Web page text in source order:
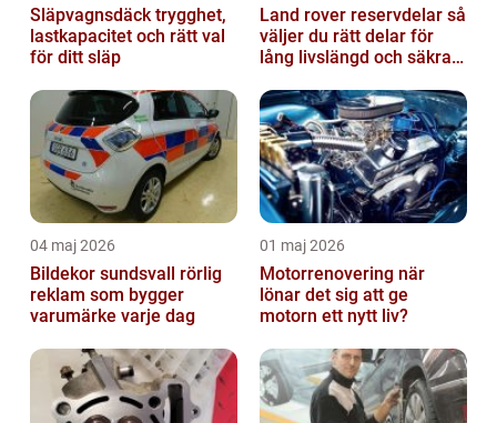
Släpvagnsdäck trygghet,
lastkapacitet och rätt val
för ditt släp
Land rover reservdelar så
väljer du rätt delar för
lång livslängd och säkra
04 maj 2026
Bildekor sundsvall rörlig
reklam som bygger
varumärke varje dag
01 maj 2026
Motorrenovering när
lönar det sig att ge
motorn ett nytt liv?